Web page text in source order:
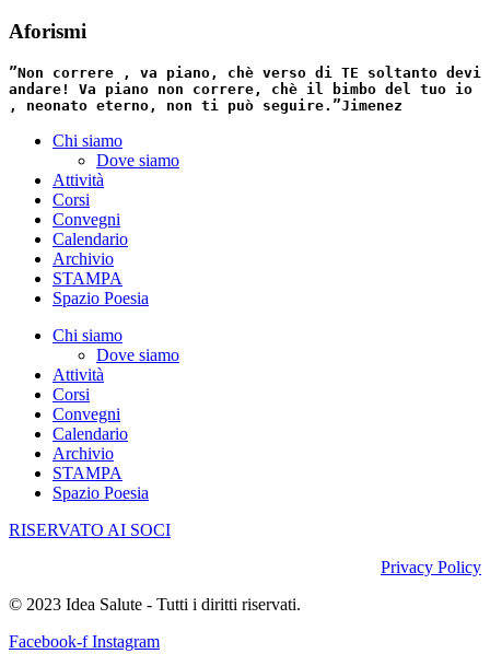
Aforismi
”Non correre , va piano, chè verso di TE soltanto devi
andare! Va piano non correre, chè il bimbo del tuo io
, neonato eterno, non ti può seguire.”Jimenez
Chi siamo
Dove siamo
Attività
Corsi
Convegni
Calendario
Archivio
STAMPA
Spazio Poesia
Chi siamo
Dove siamo
Attività
Corsi
Convegni
Calendario
Archivio
STAMPA
Spazio Poesia
RISERVATO AI SOCI
Privacy Policy
© 2023 Idea Salute - Tutti i diritti riservati.
Facebook-f Instagram